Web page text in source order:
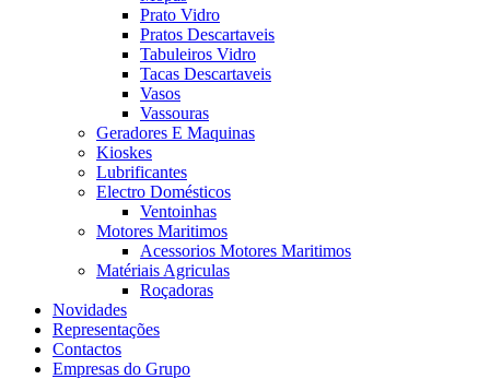
Prato Vidro
Pratos Descartaveis
Tabuleiros Vidro
Tacas Descartaveis
Vasos
Vassouras
Geradores E Maquinas
Kioskes
Lubrificantes
Electro Domésticos
Ventoinhas
Motores Maritimos
Acessorios Motores Maritimos
Matériais Agriculas
Roçadoras
Novidades
Representações
Contactos
Empresas do Grupo